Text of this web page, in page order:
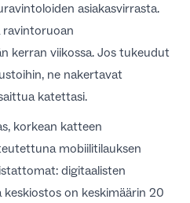
asiakasvirrasta.
ravintoruoan
kerran viikossa. Jos tukeudut
ne nakertavat
katettasi.
korkean katteen
mobiilitilauksen
digitaalisten
on keskimäärin 20